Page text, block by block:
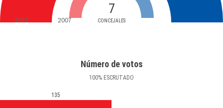
7
CONCEJALES
2011 2007
Número de votos
100% ESCRUTADO
135